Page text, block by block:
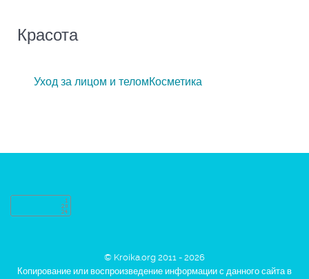
Красота
Уход за лицом и теломКосметика
© Kroika.org 2011 - 2026
Копирование или воспроизведение информации с данного сайта в